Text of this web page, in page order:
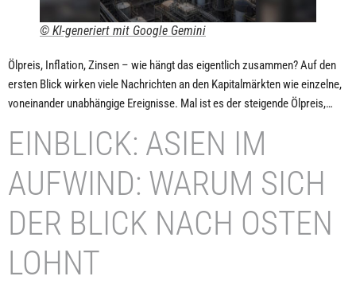
© KI-generiert mit Google Gemini
Ölpreis, Inflation, Zinsen – wie hängt das eigentlich zusammen? Auf den
ersten Blick wirken viele Nachrichten an den Kapitalmärkten wie einzelne,
voneinander unabhängige Ereignisse. Mal ist es der steigende Ölpreis,…
EINBLICK: ASIEN IM
AUFWIND: WARUM SICH
DER BLICK NACH OSTEN
LOHNT